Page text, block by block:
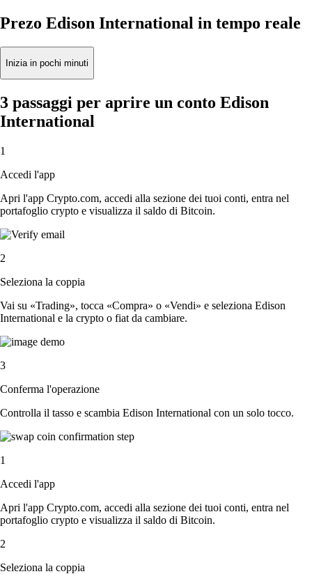
Prezo Edison International in tempo reale
Inizia in pochi minuti
3 passaggi per aprire un conto Edison
International
1
Accedi l'app
Apri l'app Crypto.com, accedi alla sezione dei tuoi conti, entra nel
portafoglio crypto e visualizza il saldo di Bitcoin.
2
Seleziona la coppia
Vai su «Trading», tocca «Compra» o «Vendi» e seleziona Edison
International e la crypto o fiat da cambiare.
3
Conferma l'operazione
Controlla il tasso e scambia Edison International con un solo tocco.
1
Accedi l'app
Apri l'app Crypto.com, accedi alla sezione dei tuoi conti, entra nel
portafoglio crypto e visualizza il saldo di Bitcoin.
2
Seleziona la coppia